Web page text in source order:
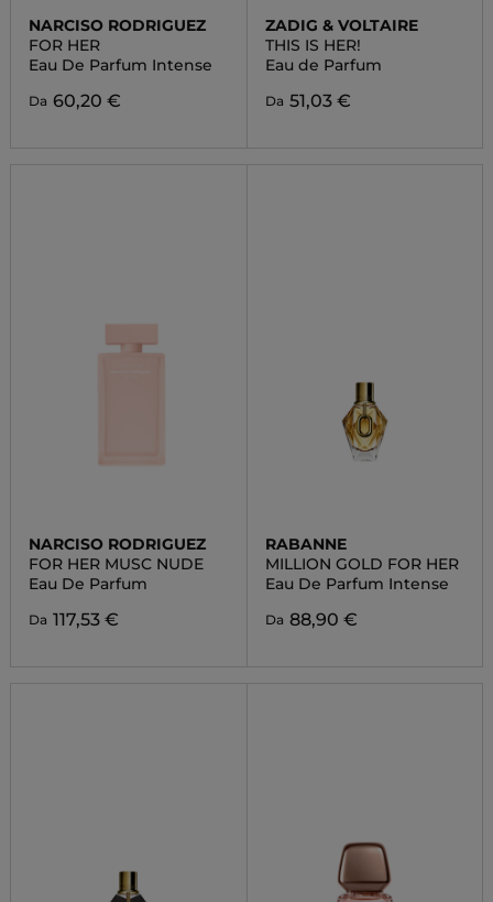
NARCISO RODRIGUEZ
FOR HER
Eau De Parfum Intense
Da 60,20 €
ZADIG & VOLTAIRE
THIS IS HER!
Eau de Parfum
Da 51,03 €
NARCISO RODRIGUEZ
FOR HER MUSC NUDE
Eau De Parfum
Da 117,53 €
RABANNE
MILLION GOLD FOR HER
Eau De Parfum Intense
Da 88,90 €